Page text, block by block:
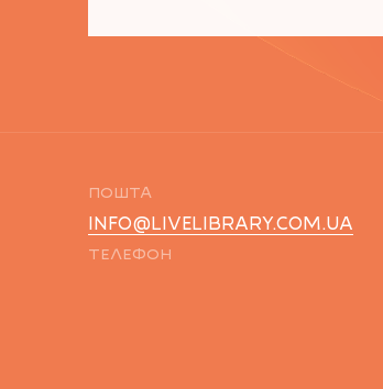
ПОШТА
INFO@LIVELIBRARY.COM.UA
ТЕЛЕФОН